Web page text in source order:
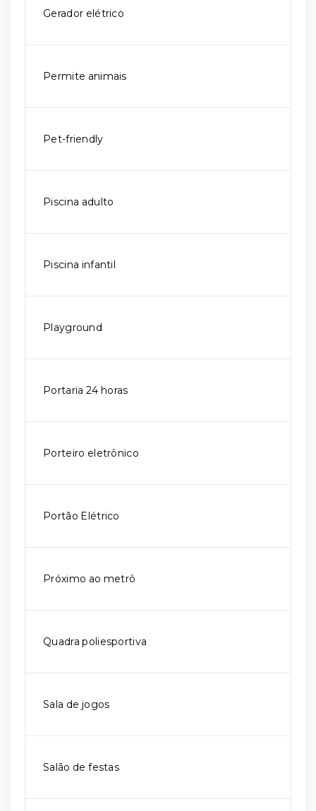
Gerador elétrico
Permite animais
Pet-friendly
Piscina adulto
Piscina infantil
Playground
Portaria 24 horas
Porteiro eletrônico
Portão Elétrico
Próximo ao metrô
Quadra poliesportiva
Sala de jogos
Salão de festas